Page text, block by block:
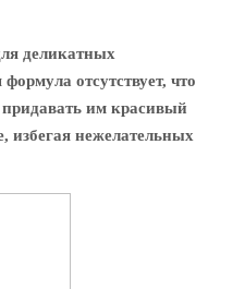
деликатных
отсутствует, что
придавать им красивый
избегая нежелательных